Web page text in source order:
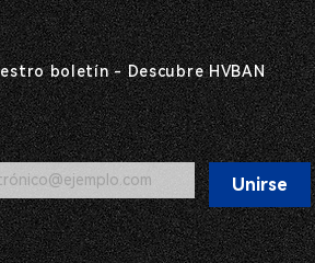
boletín - Descubre HVBAN
Unirse